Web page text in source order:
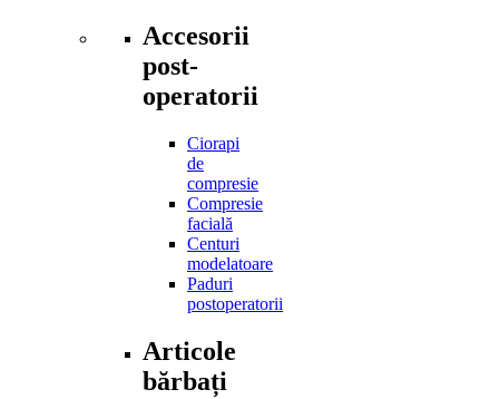
Accesorii
post-
operatorii
Ciorapi
de
compresie
Compresie
facială
Centuri
modelatoare
Paduri
postoperatorii
Articole
bărbați